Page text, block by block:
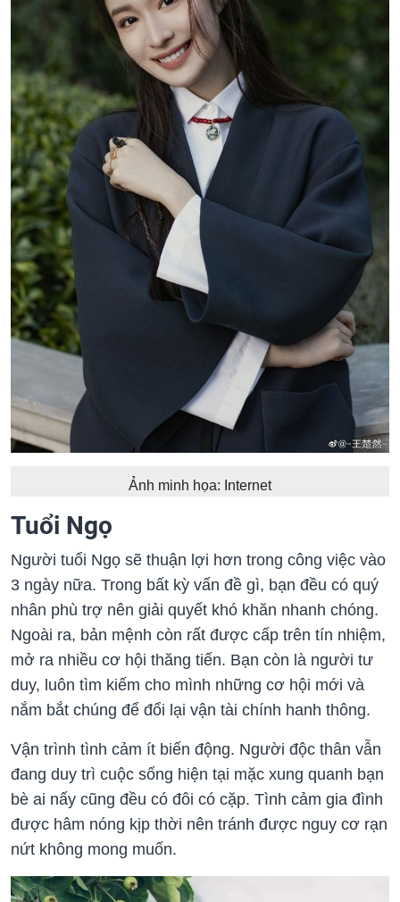
Ảnh minh họa: Internet
Tuổi Ngọ
Người tuổi Ngọ sẽ thuận lợi hơn trong công việc vào
3 ngày nữa. Trong bất kỳ vấn đề gì, bạn đều có quý
nhân phù trợ nên giải quyết khó khăn nhanh chóng.
Ngoài ra, bản mệnh còn rất được cấp trên tín nhiệm,
mở ra nhiều cơ hội thăng tiến. Bạn còn là người tư
duy, luôn tìm kiếm cho mình những cơ hội mới và
nắm bắt chúng để đổi lại vận tài chính hanh thông.
Vận trình tình cảm ít biến động. Người độc thân vẫn
đang duy trì cuộc sống hiện tại mặc xung quanh bạn
bè ai nấy cũng đều có đôi có cặp. Tình cảm gia đình
được hâm nóng kịp thời nên tránh được nguy cơ rạn
nứt không mong muốn.